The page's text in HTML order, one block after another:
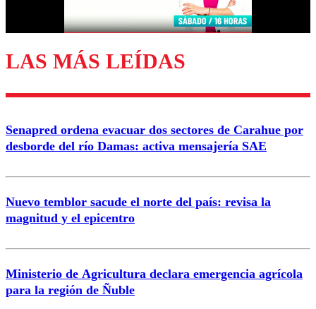
Enviar comentario
LAS MÁS LEÍDAS
Senapred ordena evacuar dos sectores de Carahue por
desborde del río Damas: activa mensajería SAE
Nuevo temblor sacude el norte del país: revisa la
magnitud y el epicentro
Ministerio de Agricultura declara emergencia agrícola
para la región de Ñuble